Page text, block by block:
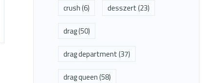
crush(6) desszert(23)
drag(50)
drag department(37)
drag queen(58)